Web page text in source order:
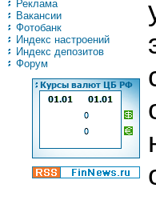
Реклама
Вакансии
Фотобанк
Индекс настроений
Индекс депозитов
Форум